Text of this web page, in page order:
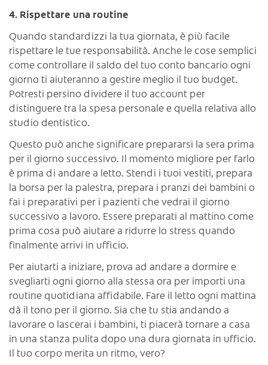
4. Rispettare una routine
Quando standardizzi la tua giornata, è più facile
rispettare le tue responsabilità. Anche le cose semplici
come controllare il saldo del tuo conto bancario ogni
giorno ti aiuteranno a gestire meglio il tuo budget.
Potresti persino dividere il tuo account per
distinguere tra la spesa personale e quella relativa allo
studio dentistico.
Questo può anche significare prepararsi la sera prima
per il giorno successivo. Il momento migliore per farlo
è prima di andare a letto. Stendi i tuoi vestiti, prepara
la borsa per la palestra, prepara i pranzi dei bambini o
fai i preparativi per i pazienti che vedrai il giorno
successivo a lavoro. Essere preparati al mattino come
prima cosa può aiutare a ridurre lo stress quando
finalmente arrivi in ​​ufficio.
Per aiutarti a iniziare, prova ad andare a dormire e
svegliarti ogni giorno alla stessa ora per importi una
routine quotidiana affidabile. Fare il letto ogni mattina
dà il tono per il giorno. Sia che tu stia andando a
lavorare o lascerai i bambini, ti piacerà tornare a casa
in una stanza pulita dopo una dura giornata in ufficio.
Il tuo corpo merita un ritmo, vero?